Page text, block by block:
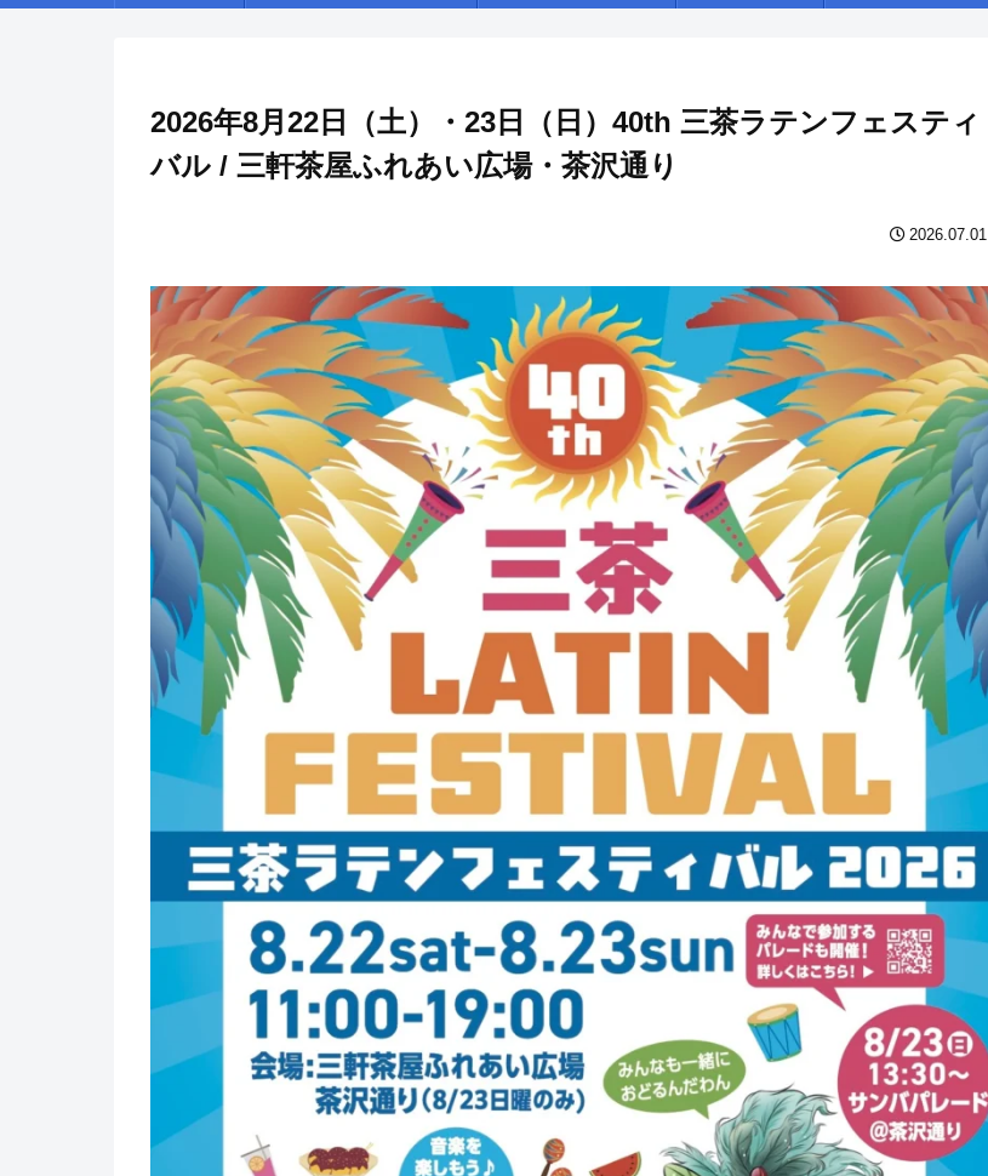
2026年8月22日（土）・23日（日）40th 三茶ラテンフェスティ
バル / 三軒茶屋ふれあい広場・茶沢通り
2026.07.01